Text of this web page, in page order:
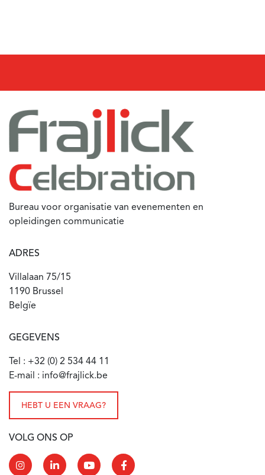
Bureau voor organisatie van evenementen en
opleidingen communicatie
ADRES
Villalaan 75/15
1190 Brussel
Belgïe
GEGEVENS
Tel : +32 (0) 2 534 44 11
E-mail : info@frajlick.be
HEBT U EEN VRAAG?
VOLG ONS OP